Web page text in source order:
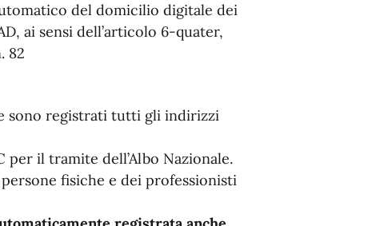
del domicilio digitale dei
ai sensi dell’articolo 6-quater,
82
sono registrati tutti gli indirizzi
per il tramite dell’Albo Nazionale.
fisiche e dei professionisti